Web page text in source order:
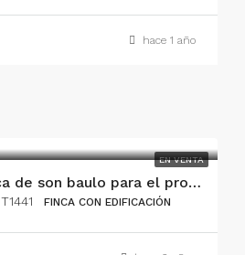
hace 1 año
EN VENTA
Finca rustica cerca de son baulo para el proyecto de sus sueños
T1441 FINCA CON EDIFICACIÓN